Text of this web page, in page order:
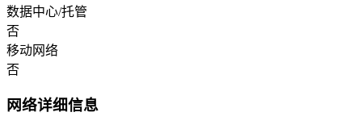
数据中心/托管
否
移动网络
否
网络详细信息